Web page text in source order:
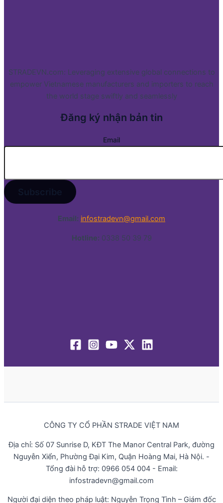
STRADEVN.com: Leveraging extensive global connections to
empower Vietnamese manufacturers and importers to reach
the world stage swiftly and seamlessly
Đăng ký nhận bản tin
Email
Email: infostradevn@gmail.com
Hotline: 0338 50 39 79
CÔNG TY CỔ PHẦN STRADE VIỆT NAM
Địa chỉ: Số 07 Sunrise D, KĐT The Manor Central Park, đường
Nguyễn Xiển, Phường Đại Kim, Quận Hoàng Mai, Hà Nội. -
Tổng đài hỗ trợ: 0966 054 004 - Email:
infostradevn@gmail.com
Người đại diện theo pháp luật: Nguyễn Trọng Tình – Giám đốc